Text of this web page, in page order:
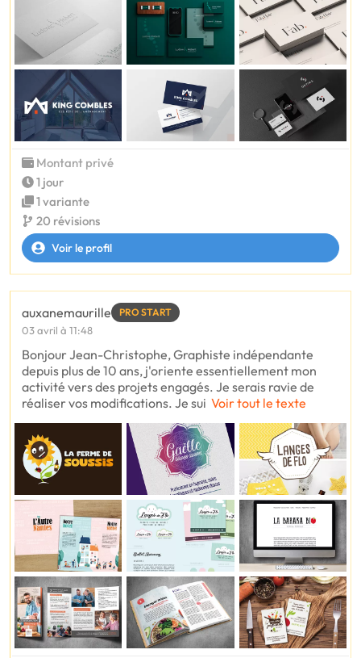
Montant privé
1 jour
1 variante
20 révisions
Voir le profil
auxanemaurille PRO START
03 avril à 11:48
Bonjour Jean-Christophe, Graphiste indépendante
depuis plus de 10 ans, j'oriente essentiellement mon
activité vers des projets engagés. Je serais ravie de
réaliser vos modifications. Je sui Voir tout le texte